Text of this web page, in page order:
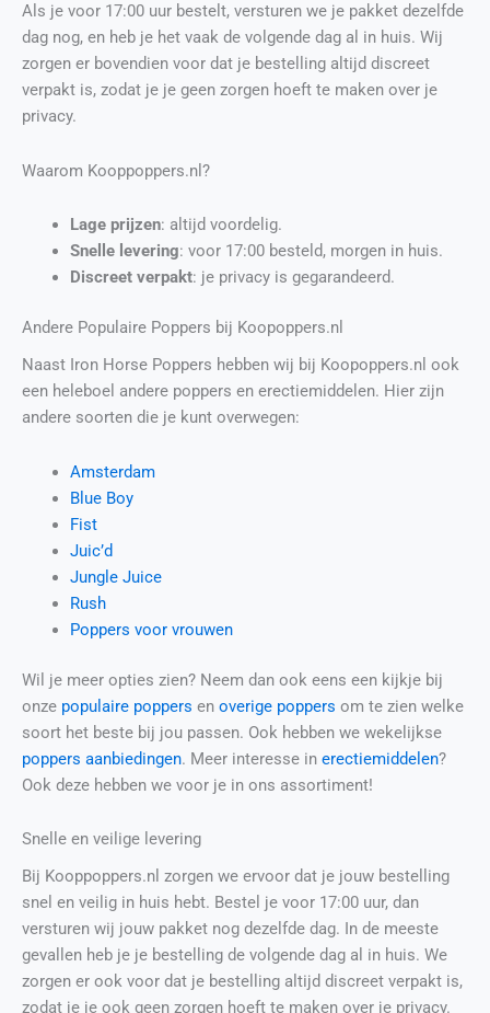
Als je voor 17:00 uur bestelt, versturen we je pakket dezelfde
dag nog, en heb je het vaak de volgende dag al in huis. Wij
zorgen er bovendien voor dat je bestelling altijd discreet
verpakt is, zodat je je geen zorgen hoeft te maken over je
privacy.
Waarom Kooppoppers.nl?
Lage prijzen: altijd voordelig.
Snelle levering: voor 17:00 besteld, morgen in huis.
Discreet verpakt: je privacy is gegarandeerd.
Andere Populaire Poppers bij Koopoppers.nl
Naast Iron Horse Poppers hebben wij bij Koopoppers.nl ook
een heleboel andere poppers en erectiemiddelen. Hier zijn
andere soorten die je kunt overwegen:
Amsterdam
Blue Boy
Fist
Juic’d
Jungle Juice
Rush
Poppers voor vrouwen
Wil je meer opties zien? Neem dan ook eens een kijkje bij
onze populaire poppers en overige poppers om te zien welke
soort het beste bij jou passen. Ook hebben we wekelijkse
poppers aanbiedingen. Meer interesse in erectiemiddelen?
Ook deze hebben we voor je in ons assortiment!
Snelle en veilige levering
Bij Kooppoppers.nl zorgen we ervoor dat je jouw bestelling
snel en veilig in huis hebt. Bestel je voor 17:00 uur, dan
versturen wij jouw pakket nog dezelfde dag. In de meeste
gevallen heb je je bestelling de volgende dag al in huis. We
zorgen er ook voor dat je bestelling altijd discreet verpakt is,
zodat je je ook geen zorgen hoeft te maken over je privacy.